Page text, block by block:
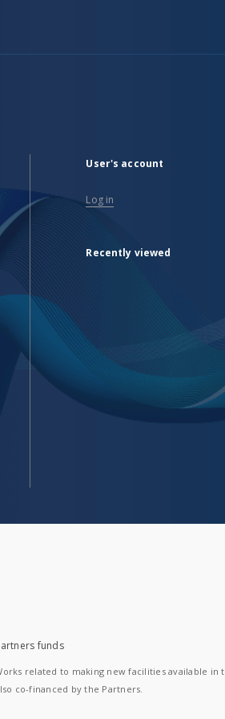
User's account
Log in
Recently viewed
funds
related to making new facilities available in
co-financed by the Partners.